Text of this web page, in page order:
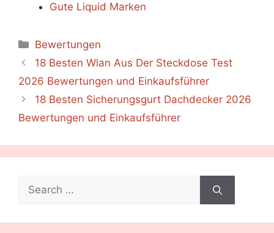
Gute Liquid Marken
Categories
Bewertungen
18 Besten Wlan Aus Der Steckdose Test
2026 Bewertungen und Einkaufsführer
18 Besten Sicherungsgurt Dachdecker 2026
Bewertungen und Einkaufsführer
Search
for: